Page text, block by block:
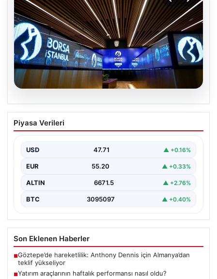
06.08.2026
Yatırım araçlarının haftalık performansı
nasıl oldu?
Piyasa Verileri
USD 47.71 ▲ +0.16%
EUR 55.20 ▲ +0.33%
ALTIN 6671.5 ▲ +2.76%
BTC 3095097 ▲ +0.40%
Son Eklenen Haberler
■Göztepe’de hareketlilik: Anthony Dennis için Almanya’dan
teklif yükseliyor
■Yatırım araçlarının haftalık performansı nasıl oldu?